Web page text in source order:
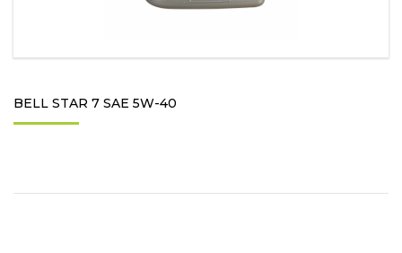
BELL STAR 7 SAE 5W-40